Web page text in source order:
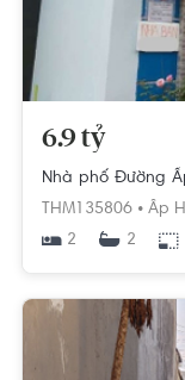
6.9 tỷ
THM135806 • Ấp
2
2